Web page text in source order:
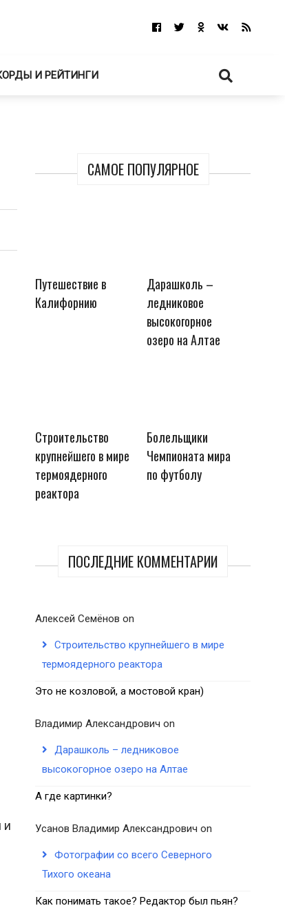
И РЕЙТИНГИ
САМОЕ ПОПУЛЯРНОЕ
Путешествие в
Калифорнию
Дарашколь –
ледниковое
высокогорное
озеро на Алтае
Строительство
крупнейшего в мире
термоядерного
реактора
Болельщики
Чемпионата мира
по футболу
ПОСЛЕДНИЕ КОММЕНТАРИИ
Алексей Семёнов on
Строительство крупнейшего в мире
термоядерного реактора
Это не козловой, а мостовой кран)
Владимир Александрович on
Дарашколь – ледниковое
высокогорное озеро на Алтае
А где картинки?
Усанов Владимир Александрович on
Фотографии со всего Северного
Тихого океана
Как понимать такое? Редактор был пьян?
и